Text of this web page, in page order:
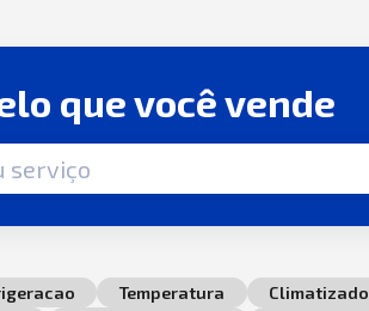
que você vende
Temperatura Climatizado